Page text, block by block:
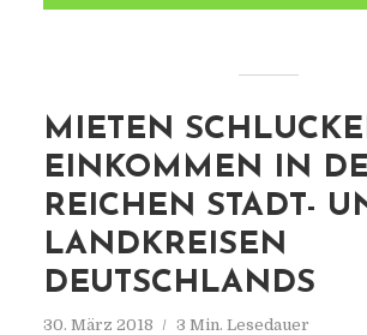
MIETEN
EINKOMMEN IN
REICHEN STADT-
LANDKREISEN
DEUTSCHLANDS
30. März 2018 3 Min. Lesedauer